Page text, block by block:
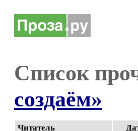
Список
создаём»
Читатель